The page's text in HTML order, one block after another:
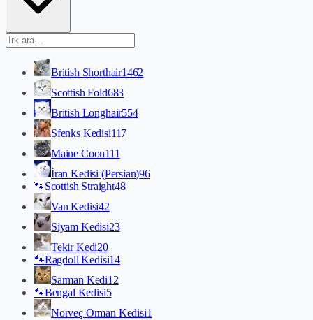
British Shorthair1462
Scottish Fold683
British Longhair554
Sfenks Kedisi117
Maine Coon111
İran Kedisi (Persian)96
🐾Scottish Straight48
Van Kedisi42
Siyam Kedisi23
Tekir Kedi20
🐾Ragdoll Kedisi14
Sarman Kedi12
🐾Bengal Kedisi5
Norveç Orman Kedisi1